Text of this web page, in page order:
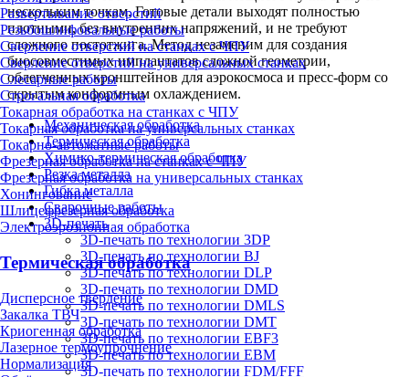
Развертывание отверстий
Резьбошлифовальные работы
Сверление отверстий на станках с ЧПУ
Сверление отверстий на универсальных станках
Слесарные работы
Строгальная обработка
Токарная обработка на станках с ЧПУ
Токарная обработка на универсальных станках
Токарно-автоматные работы
Фрезерная обработка на станках с ЧПУ
Фрезерная обработка на универсальных станках
Хонингование
Шлицефрезерная обработка
Электроэрозионная обработка
Термическая обработка
Дисперсное твердение
Закалка ТВЧ
Криогенная обработка
Лазерное термоупрочнение
Нормализация
нескольким точкам. Готовые детали выходят полностью
плотными, без внутренних напряжений, и не требуют
сложного постотжига. Метод незаменим для создания
биосовместимых имплантатов сложной геометрии,
облегченных кронштейнов для аэрокосмоса и пресс-форм со
скрытым конформным охлаждением.
Механическая обработка
Термическая обработка
Химико-термическая обработка
Резка металла
Гибка металла
Сварочные работы
3D-печать
3D-печать по технологии 3DP
3D-печать по технологии BJ
3D-печать по технологии DLP
3D-печать по технологии DMD
3D-печать по технологии DMLS
3D-печать по технологии DMT
3D-печать по технологии EBF3
3D-печать по технологии EBM
3D-печать по технологии FDM/FFF